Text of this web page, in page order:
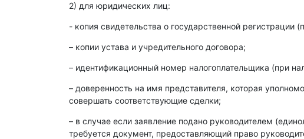
2) для юридических лиц:
- копия свидетельства о государственной регистрации
– копии устава и учредительного договора;
– идентификационный номер налогоплательщика (при
– доверенность на имя представителя, которая
совершать соответствующие сделки;
– в случае если заявление подано руководителем
требуется документ, предоставляющий право